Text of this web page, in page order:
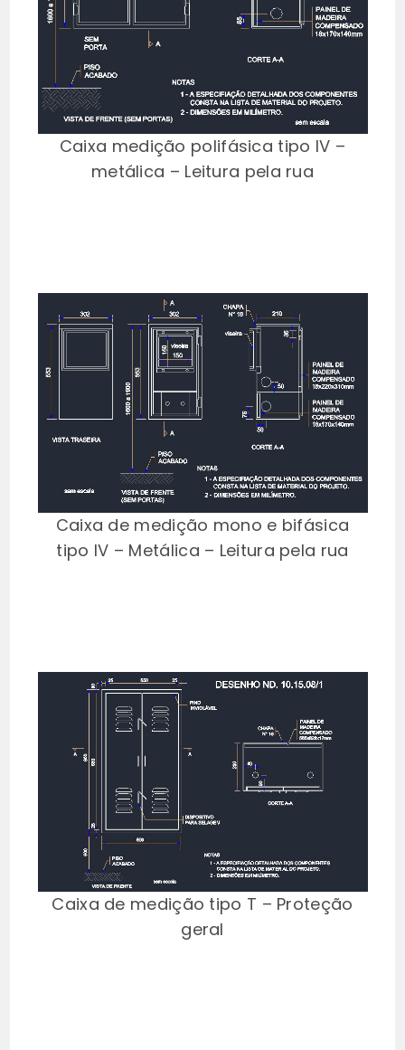
Caixa medição polifásica tipo IV –
metálica – Leitura pela rua
Caixa de medição mono e bifásica
tipo IV – Metálica – Leitura pela rua
Caixa de medição tipo T – Proteção
geral